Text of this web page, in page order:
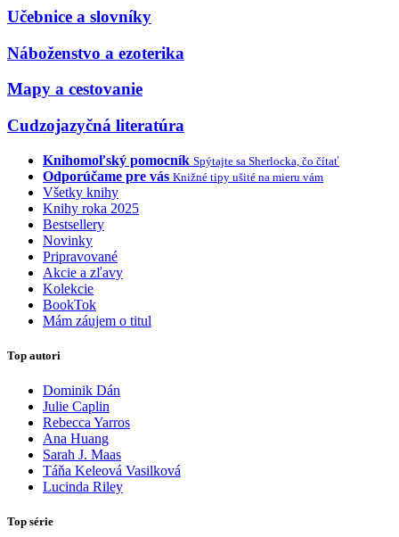
Učebnice a slovníky
Náboženstvo a ezoterika
Mapy a cestovanie
Cudzojazyčná literatúra
Knihomoľský pomocník Spýtajte sa Sherlocka, čo čítať
Odporúčame pre vás Knižné tipy ušité na mieru vám
Všetky knihy
Knihy roka 2025
Bestsellery
Novinky
Pripravované
Akcie a zľavy
Kolekcie
BookTok
Mám záujem o titul
Top autori
Dominik Dán
Julie Caplin
Rebecca Yarros
Ana Huang
Sarah J. Maas
Táňa Keleová Vasilková
Lucinda Riley
Top série